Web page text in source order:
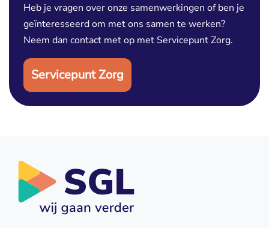
Heb je vragen over onze samenwerkingen of ben je
geïnteresseerd om met ons samen te werken?
Neem dan contact met op met Servicepunt Zorg.
Servicepunt Zorg